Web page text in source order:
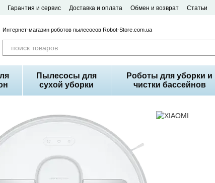
Гарантия и сервис Доставка и оплата Обмен и возврат Статьи
Интернет-магазин роботов пылесосов Robot-Store.com.ua
Пылесосы для
сухой уборки
Роботы для уборки и
чистки бассейнов